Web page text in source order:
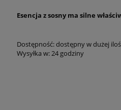
Esencja z sosny ma silne
Dostępność:dostępny w dużej
Wysyłka w:24 godziny